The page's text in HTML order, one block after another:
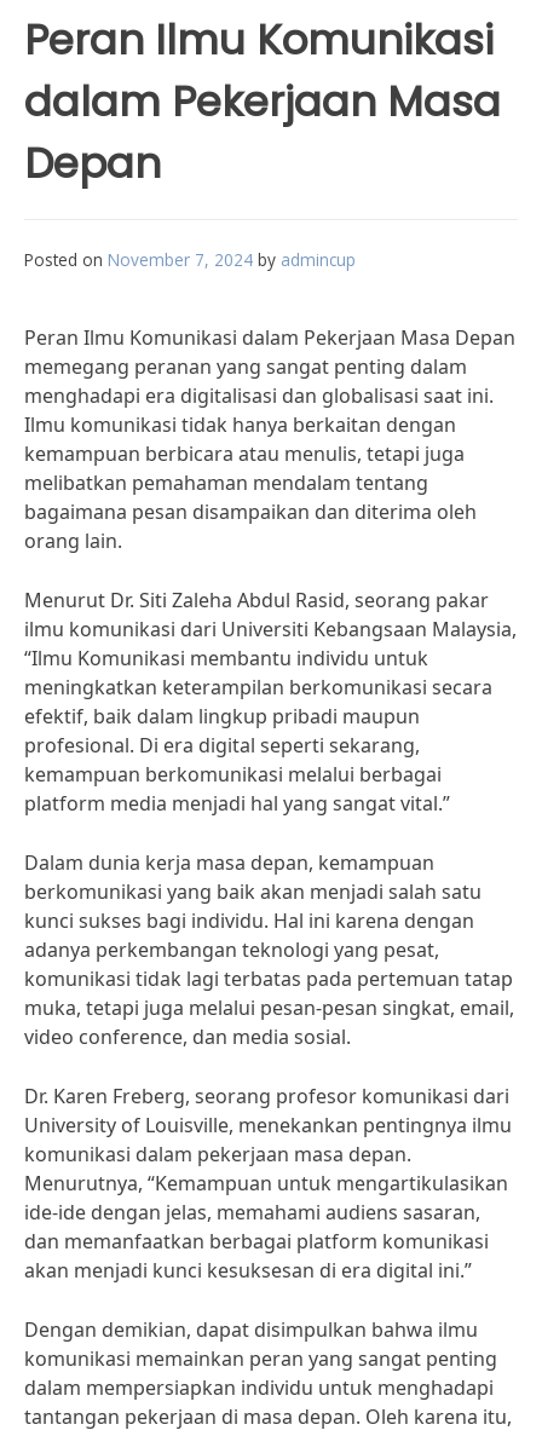
Peran Ilmu Komunikasi
dalam Pekerjaan Masa
Depan
Posted on November 7, 2024 by admincup
Peran Ilmu Komunikasi dalam Pekerjaan Masa Depan
memegang peranan yang sangat penting dalam
menghadapi era digitalisasi dan globalisasi saat ini.
Ilmu komunikasi tidak hanya berkaitan dengan
kemampuan berbicara atau menulis, tetapi juga
melibatkan pemahaman mendalam tentang
bagaimana pesan disampaikan dan diterima oleh
orang lain.
Menurut Dr. Siti Zaleha Abdul Rasid, seorang pakar
ilmu komunikasi dari Universiti Kebangsaan Malaysia,
“Ilmu Komunikasi membantu individu untuk
meningkatkan keterampilan berkomunikasi secara
efektif, baik dalam lingkup pribadi maupun
profesional. Di era digital seperti sekarang,
kemampuan berkomunikasi melalui berbagai
platform media menjadi hal yang sangat vital.”
Dalam dunia kerja masa depan, kemampuan
berkomunikasi yang baik akan menjadi salah satu
kunci sukses bagi individu. Hal ini karena dengan
adanya perkembangan teknologi yang pesat,
komunikasi tidak lagi terbatas pada pertemuan tatap
muka, tetapi juga melalui pesan-pesan singkat, email,
video conference, dan media sosial.
Dr. Karen Freberg, seorang profesor komunikasi dari
University of Louisville, menekankan pentingnya ilmu
komunikasi dalam pekerjaan masa depan.
Menurutnya, “Kemampuan untuk mengartikulasikan
ide-ide dengan jelas, memahami audiens sasaran,
dan memanfaatkan berbagai platform komunikasi
akan menjadi kunci kesuksesan di era digital ini.”
Dengan demikian, dapat disimpulkan bahwa ilmu
komunikasi memainkan peran yang sangat penting
dalam mempersiapkan individu untuk menghadapi
tantangan pekerjaan di masa depan. Oleh karena itu,